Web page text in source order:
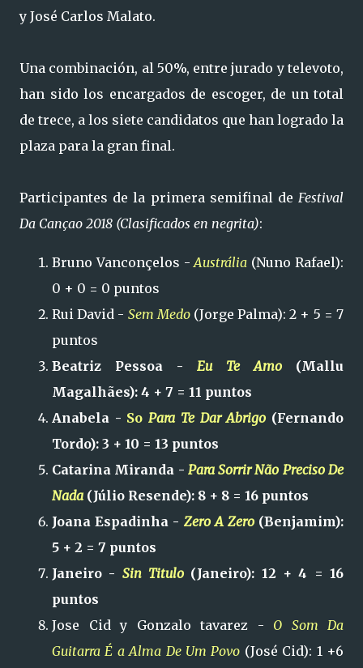
y José Carlos Malato.
Una combinación, al 50%, entre jurado y televoto,
han sido los encargados de escoger, de un total
de trece, a los siete candidatos que han logrado la
plaza para la gran final.
Participantes de la primera semifinal de Festival
Da Cançao 2018 (Clasificados en negrita):
Bruno Vanconçelos -Austrália (Nuno Rafael):
0 + 0 = 0 puntos
Rui David - Sem Medo(Jorge Palma): 2 + 5 = 7
puntos
Beatriz Pessoa - Eu Te Amo (Mallu
Magalhães): 4 + 7 = 11 puntos
Anabela - SoPara Te Dar Abrigo (Fernando
Tordo): 3 + 10 = 13 puntos
Catarina Miranda - Para Sorrir Não Preciso De
Nada (Júlio Resende): 8 + 8 = 16 puntos
Joana Espadinha - Zero A Zero(Benjamim):
5 + 2 = 7 puntos
Janeiro - Sin Titulo (Janeiro): 12 + 4 = 16
puntos
Jose Cid y Gonzalo tavarez - O Som Da
Guitarra É a Alma De Um Povo (José Cid): 1 +6